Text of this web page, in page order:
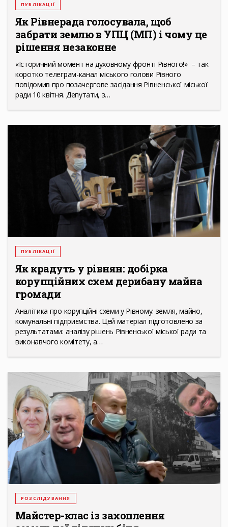
ПУБЛІКАЦІЇ
Як Рівнерада голосувала, щоб
забрати землю в УПЦ (МП) і чому це
рішення незаконне
«Історичний момент на духовному фронті Рівного!» – так
коротко телеграм-канал міського голови Рівного
повідомив про позачергове засідання Рівненської міської
ради 10 квітня. Депутати, з…
ПУБЛІКАЦІЇ
Як крадуть у рівнян: добірка
корупційних схем дерибану майна
громади
Аналітика про корупційні схеми у Рівному: земля, майно,
комунальні підприємства. Цей матеріал підготовлено за
результатами: аналізу рішень Рівненської міської ради та
виконавчого комітету, а…
РОЗСЛІДУВАННЯ
Майстер-клас із захоплення